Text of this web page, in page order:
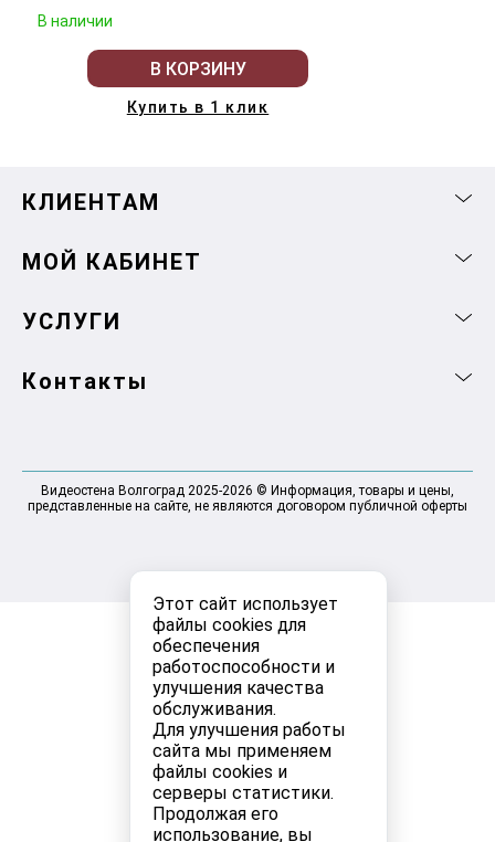
Этот сайт использует
файлы cookies для
обеспечения
работоспособности и
улучшения качества
обслуживания.
Для улучшения работы
сайта мы применяем
файлы cookies и
серверы статистики.
Продолжая его
использование, вы
В наличии
В КОРЗИНУ
Купить в 1 клик
КЛИЕНТАМ
МОЙ КАБИНЕТ
УСЛУГИ
Контакты
Видеостена Волгоград 2025-2026 © Информация, товары и цены,
представленные на сайте, не являются договором публичной оферты